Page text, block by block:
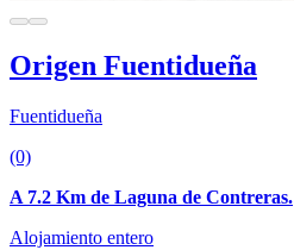
Origen Fuentidueña
Fuentidueña
(0)
A 7.2 Km de Laguna de Contreras.
Alojamiento entero